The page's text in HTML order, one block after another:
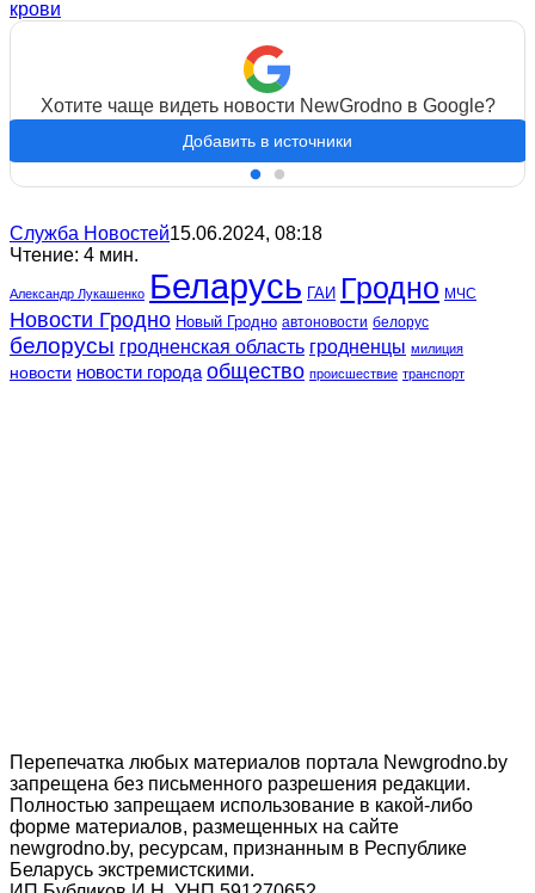
крови
Хотите чаще видеть новости NewGrodno в Google?
Добавить в источники
Служба Новостей15.06.2024, 08:18
Чтение: 4 мин.
Александр Лукашенко Беларусь ГАИ Гродно МЧС
Новости Гродно Новый Гродно автоновости белорус
белорусы гродненская область гродненцы милиция
новости новости города общество происшествие транспорт
Перепечатка любых материалов портала Newgrodno.by
запрещена без письменного разрешения редакции.
Полностью запрещаем использование в какой-либо
форме материалов, размещенных на сайте
newgrodno.by, ресурсам, признанным в Республике
Беларусь экстремистскими.